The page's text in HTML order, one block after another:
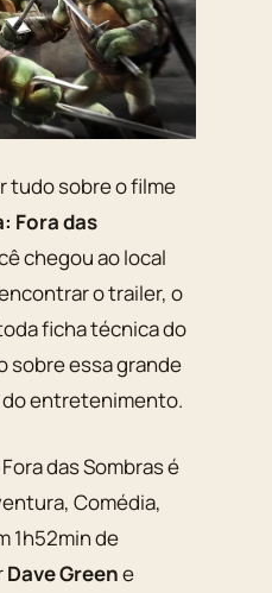
tudo sobre o filme
Fora das
chegou ao local
o trailer, o
ficha técnica do
sobre essa grande
entretenimento.
das Sombras é
Comédia,
1h52min de
Dave Greene